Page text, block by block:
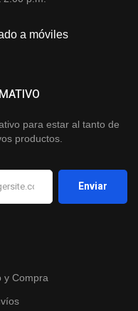
a móviles
y Compra
para estar al tanto de
productos.